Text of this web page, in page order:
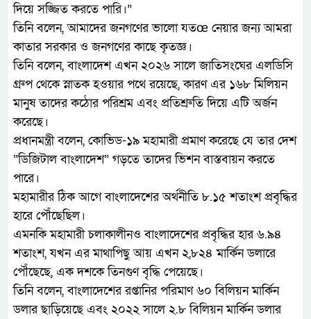
দিয়ে সজ্জিত করতে পারি।”
তিনি বলেন, আমাদের জনগণের ভালো যতœ নেয়ার জন্য আমরা
কাতার সরকার ও জনগণের কাছে কৃতজ্ঞ।
তিনি বলেন, বাংলাদেশ এখন ২০২৬ সালে জাতিসংঘের এলডিসি
গ্রুপ থেকে স্নাতক হওয়ার পথে রয়েছে, কারণ এর ১৬৮ মিলিয়ন
মানুষ তাদের কঠোর পরিশ্রম এবং প্রতিশ্রুতি দিয়ে এটি অর্জন
করেছে।
প্রধানমন্ত্রী বলেন, কোভিড-১৯ মহামারী প্রমাণ করেছে যে তার দেশ
“ডিজিটাল বাংলাদেশ” গড়তে তাদের ভিশন বাস্তবায়ন করতে
পারে।
মহামারীর ঠিক আগে বাংলাদেশের অর্থনীতি ৮.১৫ শতাংশ প্রবৃদ্ধির
হারে পৌঁছেছিল।
এমনকি মহামারী চলাকালীনও বাংলাদেশের প্রবৃদ্ধির হার ৬.৯৪
শতাংশ, যখন এর মাথাপিছু আয় এখন ২,৮২৪ মার্কিন ডলারে
পৌঁছেছে, এক দশকে তিনগুণ বৃদ্ধি পেয়েছে।
তিনি বলেন, বাংলাদেশের রপ্তানির পরিমাণ ৬০ বিলিয়ন মার্কিন
ডলার ছাড়িয়েছে এবং ২০২২ সালে ২.৮ বিলিয়ন মার্কিন ডলার